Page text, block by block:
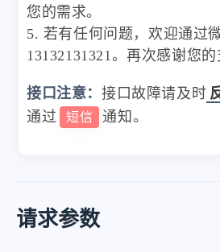
您的需求。
5. 若有任何问题，欢迎通过
13132131321。再次感谢您的
接口注意： 接口故障请及时
通过
短信 通知。
请求参数